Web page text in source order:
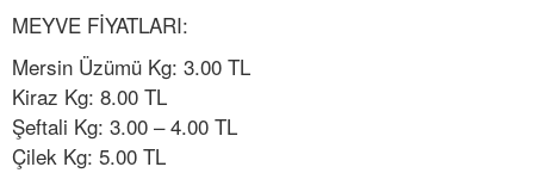
MEYVE FİYATLARI:
Mersin Üzümü Kg: 3.00 TL
Kiraz Kg: 8.00 TL
Şeftali Kg: 3.00 – 4.00 TL
Çilek Kg: 5.00 TL